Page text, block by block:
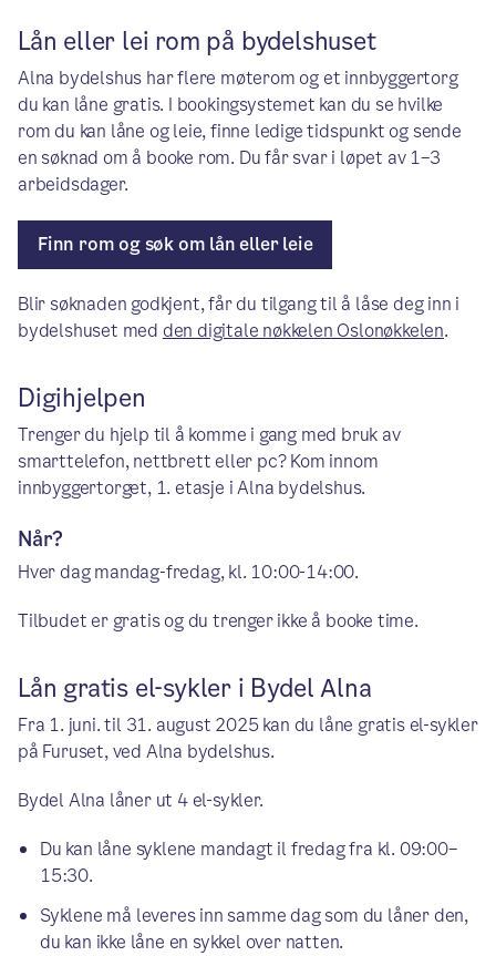
Lån eller lei rom på bydelshuset
Alna bydelshus har flere møterom og et innbyggertorg
du kan låne gratis. I bookingsystemet kan du se hvilke
rom du kan låne og leie, finne ledige tidspunkt og sende
en søknad om å booke rom. Du får svar i løpet av 1–3
arbeidsdager.
Finn rom og søk om lån eller leie
Blir søknaden godkjent, får du tilgang til å låse deg inn i
bydelshuset med den digitale nøkkelen Oslonøkkelen.
Digihjelpen
Trenger du hjelp til å komme i gang med bruk av
smarttelefon, nettbrett eller pc? Kom innom
innbyggertorget, 1. etasje i Alna bydelshus.
Når?
Hver dag mandag-fredag, kl. 10:00-14:00.
Tilbudet er gratis og du trenger ikke å booke time.
Lån gratis el-sykler i Bydel Alna
Fra 1. juni. til 31. august 2025 kan du låne gratis el-sykler
på Furuset, ved Alna bydelshus.
Bydel Alna låner ut 4 el-sykler.
Du kan låne syklene mandagt il fredag fra kl. 09:00–
15:30.
Syklene må leveres inn samme dag som du låner den,
du kan ikke låne en sykkel over natten.